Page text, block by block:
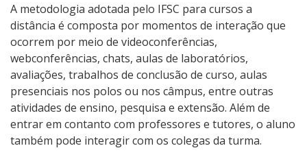
Como posso estudar no IFSC?
Calendário de inscrições
Processos Seletivos
Cotas
A metodologia adotada pelo IFSC para cursos a
distância é composta por momentos de interação que
ocorrem por meio de videoconferências,
webconferências, chats, aulas de laboratórios,
avaliações, trabalhos de conclusão de curso, aulas
presenciais nos polos ou nos câmpus, entre outras
atividades de ensino, pesquisa e extensão. Além de
entrar em contanto com professores e tutores, o aluno
também pode interagir com os colegas da turma.